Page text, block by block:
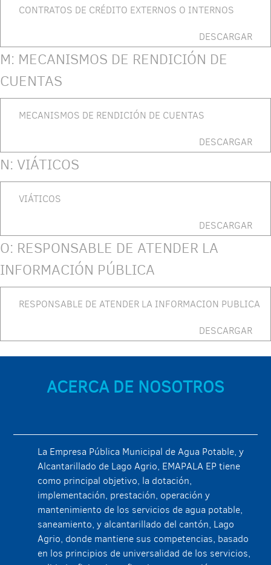
CONTRATOS DE CRÉDITO EXTERNOS O INTERNOS
DESCARGAR
M: MECANISMOS DE RENDICIÓN DE
CUENTAS
MECANISMOS DE RENDICIÓN DE CUENTAS
DESCARGAR
N: VIÁTICOS
VIÁTICOS
DESCARGAR
O: RESPONSABLE DE ATENDER LA
INFORMACIÓN PÚBLICA
RESPONSABLE DE ATENDER LA INFORMACION PUBLICA
DESCARGAR
ACERCA DE NOSOTROS
La Empresa Pública Municipal de Agua Potable, y
Alcantarillado de Lago Agrio, EMAPALA EP tiene
como principal objetivo, la dotación,
implementación, prestación, operación y
mantenimiento de los servicios de agua potable,
saneamiento, y alcantarillado del cantón, Lago
Agrio, donde mantiene sus competencias, basado
en los principios de universalidad de los servicios,